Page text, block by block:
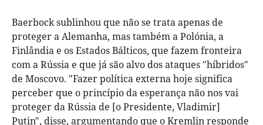
Baerbock sublinhou que não se trata apenas de
proteger a Alemanha, mas também a Polónia, a
Finlândia e os Estados Bálticos, que fazem fronteira
com a Rússia e que já são alvo dos ataques "híbridos"
de Moscovo. "Fazer política externa hoje significa
perceber que o princípio da esperança não nos vai
proteger da Rússia de [o Presidente, Vladimir]
Putin", disse, argumentando que o Kremlin responde